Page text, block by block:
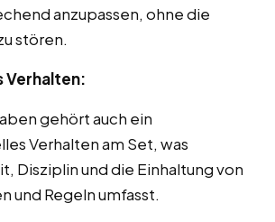
anzupassen, ohne die
stören.
Verhalten:
gehört auch ein
Verhalten am Set, was
Disziplin und die Einhaltung von
und Regeln umfasst.